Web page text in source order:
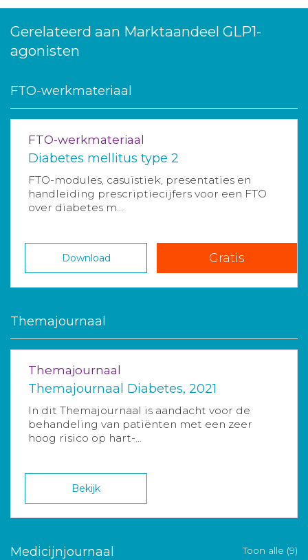
Gerelateerd aan Marktaandeel GLP1-
agonisten
FTO-werkmateriaal
FTO-werkmateriaal
Diabetes mellitus type 2
FTO-modules, casuïstiek, presentaties en
handleiding prescriptiecijfers voor een FTO
over diabetes m...
Download Gratis
Themajournaal
Themajournaal
Themajournaal Diabetes, 2021
In dit Themajournaal is aandacht voor de
behandeling van patiënten met een zeer
hoog risico op hart-...
Bekijk
Medicijnjournaal Toon alle (9)